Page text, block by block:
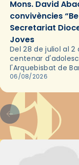
Mons. David
convivències
Secretariat
Joves
Del 28 de juliol al
centenar
l'Arquebisbat de
les convivències
06/08/2026